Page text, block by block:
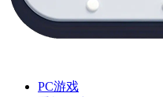
PC游戏